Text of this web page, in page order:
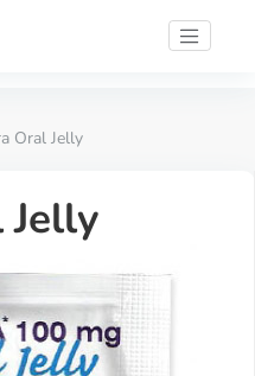
Oral Jelly
Jelly